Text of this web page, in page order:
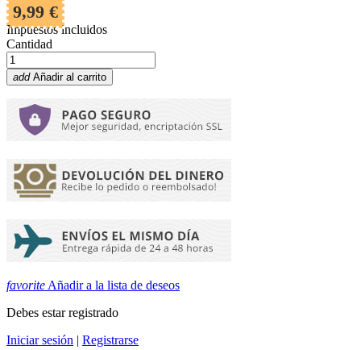
9,99 €
Impuestos incluidos
Cantidad
add Añadir al carrito
favorite Añadir a la lista de deseos
Debes estar registrado
Iniciar sesión | Registrarse